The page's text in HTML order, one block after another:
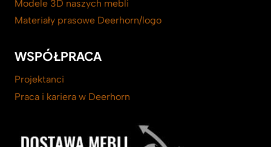
Modele 3D naszych mebli
Materiały prasowe Deerhorn/logo
WSPÓŁPRACA
Projektanci
Praca i kariera w Deerhorn